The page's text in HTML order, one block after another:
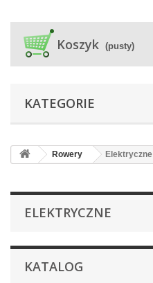
Koszyk (pusty)
KATEGORIE
Rowery Elektryczne
ELEKTRYCZNE
KATALOG